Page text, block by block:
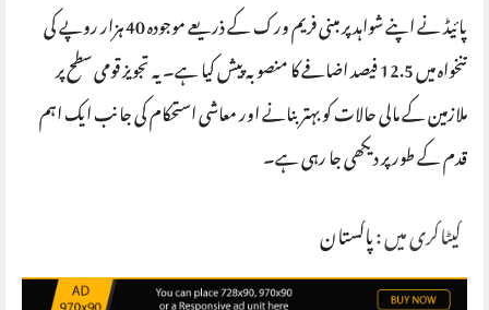
پائیڈ نے اپنے شواہد پر مبنی فریم ورک کے ذریعے موجودہ 40 ہزار روپے کی
تنخواہ میں 12.5 فیصد اضافے کا منصوبہ پیش کیا ہے۔ یہ تجویز قومی سطح پر
ملازمین کے مالی حالات کو بہتر بنانے اور معاشی استحکام کی جانب ایک اہم
قدم کے طور پر دیکھی جا رہی ہے۔
کیٹاگری میں :پاکستان